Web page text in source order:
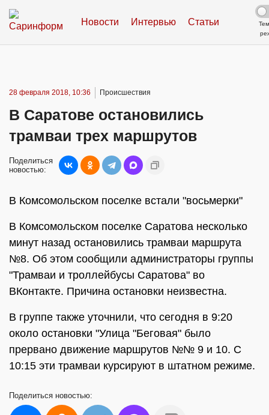
Новости Интервью Статьи
28 февраля 2018, 10:36 Происшествия
В Саратове остановились
трамваи трех маршрутов
Поделиться
новостью:
В Комсомольском поселке встали "восьмерки"
В Комсомольском поселке Саратова несколько
минут назад остановились трамваи маршрута
№8. Об этом сообщили администраторы группы
"Трамваи и троллейбусы Саратова" во
ВКонтакте. Причина остановки неизвестна.
В группе также уточнили, что сегодня в 9:20
около остановки "Улица "Беговая" было
прервано движение маршрутов №№ 9 и 10. С
10:15 эти трамваи курсируют в штатном режиме.
Поделиться новостью: